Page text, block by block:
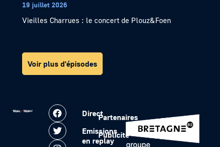
19 juillet 2026
Vieilles Charrues : le concert de Plouz&Foen
Voir plus d'épisodes
Direct
Emissions
en replay
Partenaires
Publicité